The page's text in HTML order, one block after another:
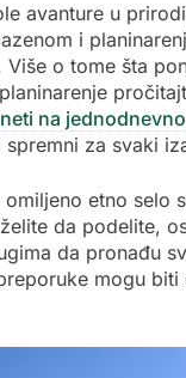
avanture u
i
Više o tome šta
na
za svaki
etno selo
da podelite,
da pronađu
mogu biti